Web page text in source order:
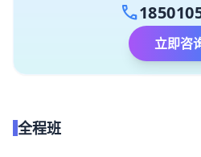
call
立即咨
全程班